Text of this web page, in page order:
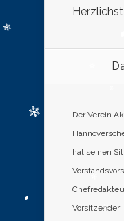
Der Verein
hat seinen
Vorsitzender